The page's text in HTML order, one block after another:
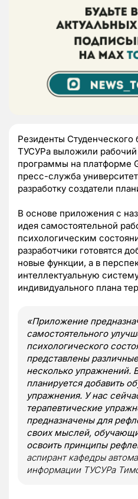
Резиденты Студенческого
ТУСУРа выложили
программы на платформе
пресс-служба
разработку создатели
В основе приложения с
идея самостоятельной
психологическим
разработчики готовятся
новые функции, а в
интеллектуальную
индивидуального плана
«Приложение
самостоятельного
психологического
представлены
несколько упражнений.
планируется добавить
упражнения. У нас
терапевтические
предназначены для
своих мыслей,
освоить принципы
аспирант кафедры
информации ТУСУРа